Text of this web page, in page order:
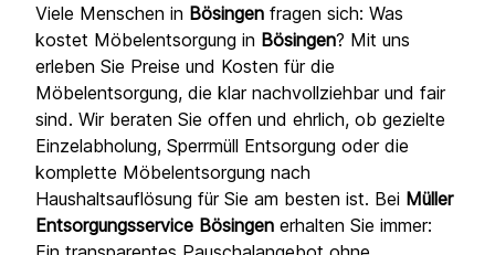
Viele Menschen in Bösingen fragen sich: Was
kostet Möbelentsorgung in Bösingen? Mit uns
erleben Sie Preise und Kosten für die
Möbelentsorgung, die klar nachvollziehbar und fair
sind. Wir beraten Sie offen und ehrlich, ob gezielte
Einzelabholung, Sperrmüll Entsorgung oder die
komplette Möbelentsorgung nach
Haushaltsauflösung für Sie am besten ist. Bei Müller
Entsorgungsservice Bösingen erhalten Sie immer: